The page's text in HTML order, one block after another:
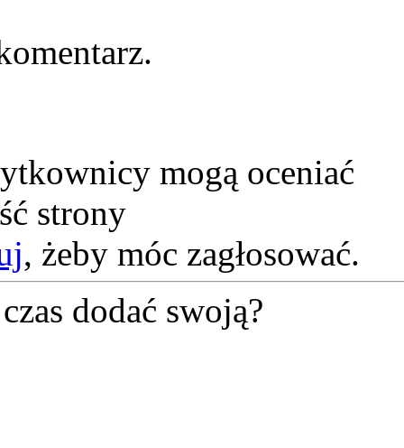
mogą oceniać
strony
, żeby móc zagłosować.
dodać swoją?